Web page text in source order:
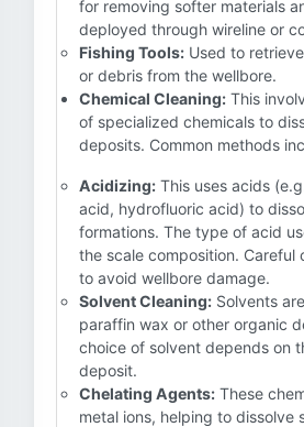
for removing softer materials
deployed through wireline or
Fishing Tools: Used to
or debris from the wellbore.
Chemical Cleaning: This
of specialized chemicals to
deposits. Common methods
Acidizing: This uses acids
acid, hydrofluoric acid) to
formations. The type of acid
the scale composition. Careful
to avoid wellbore damage.
Solvent Cleaning: Solvents
paraffin wax or other organic
choice of solvent depends on
deposit.
Chelating Agents: These
metal ions, helping to dissolve